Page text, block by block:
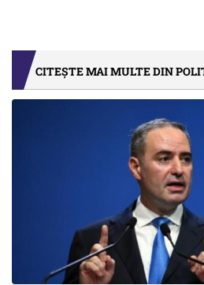
CITEȘTE MAI MULTE DIN